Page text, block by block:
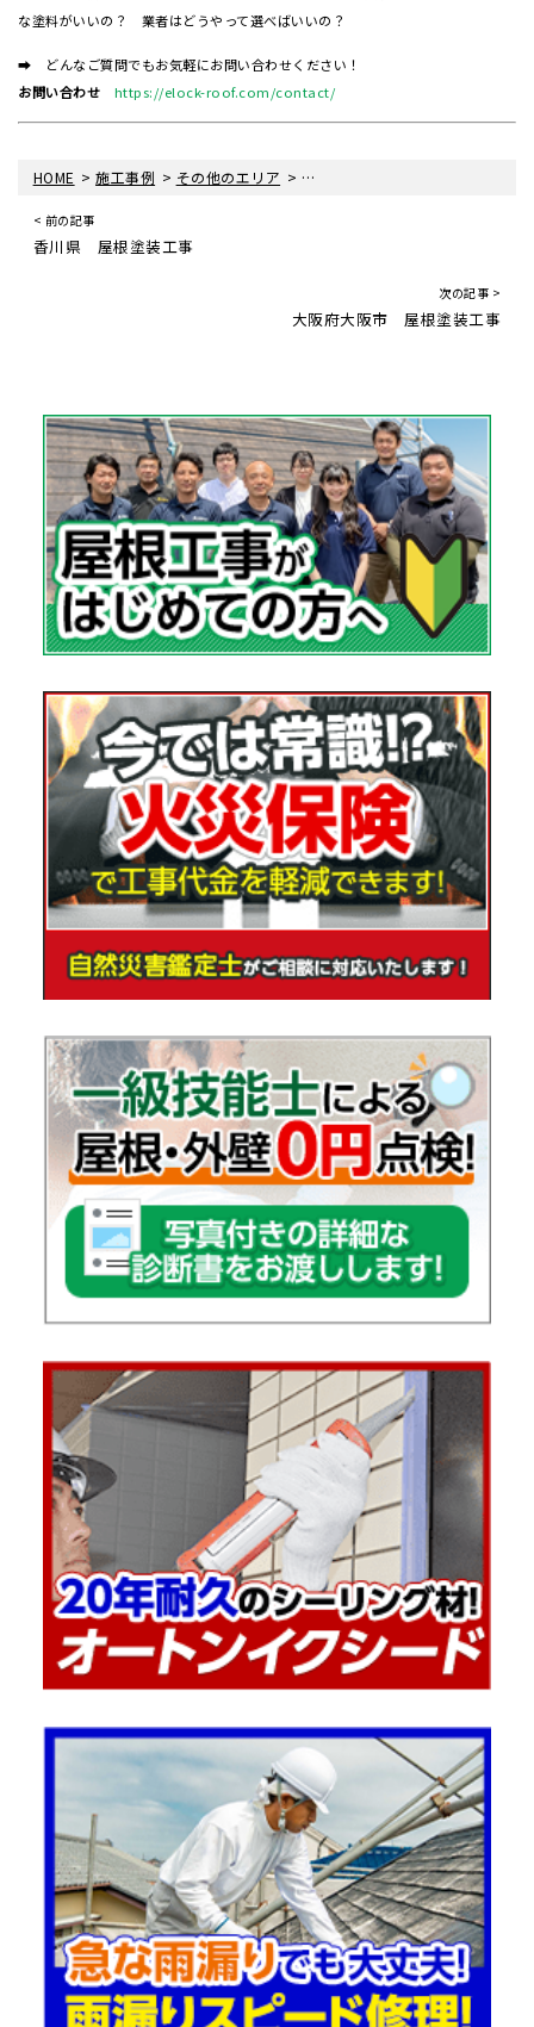
な塗料がいいの？ 業者はどうやって選べばいいの？
➡ どんなご質問でもお気軽にお問い合わせください！
お問い合わせ
https://elock-roof.com/contact/
HOME >施工事例 > その他のエリア > 香川県 太陽風呂(ソーラー温水器
< 前の記事
香川県 屋根塗装工事
次の記事 >
大阪府大阪市 屋根塗装工事